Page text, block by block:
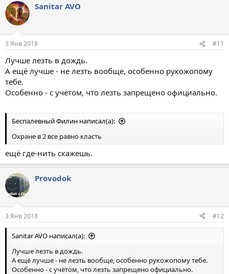
к
ц
и
Sanitar AVO
3 Янв 2018 #11
Лучше лезть в дождь.
А ещё лучше - не лезть вообще, особенно рукожопому
тебе.
Особенно - с учётом, что лезть запрещено официально.
Беспалевный Филин написал(а):
Охране в 2 все равно класть
ещё где-нить скажешь.
Provodok
3 Янв 2018 #12
Sanitar AVO написал(а):
Лучше лезть в дождь.
А ещё лучше - не лезть вообще, особенно рукожопому тебе.
Особенно - с учётом, что лезть запрещено официально.